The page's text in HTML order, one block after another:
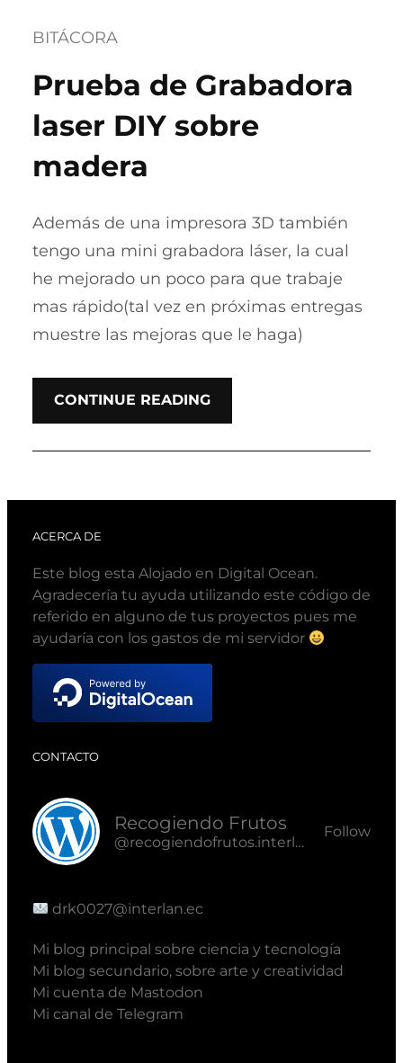
BITÁCORA
Prueba de Grabadora
laser DIY sobre
madera
Además de una impresora 3D también
tengo una mini grabadora láser, la cual
he mejorado un poco para que trabaje
mas rápido(tal vez en próximas entregas
muestre las mejoras que le haga)
CONTINUE READING
ACERCA DE
Este blog esta Alojado en Digital Ocean.
Agradecería tu ayuda utilizando este código de
referido en alguno de tus proyectos pues me
ayudaría con los gastos de mi servidor
CONTACTO
Recogiendo Frutos
@recogiendofrutos.interlan.ec@recogiendofrutos.interlan.ec
Follow
drk0027@interlan.ec
Mi blog principal sobre ciencia y tecnología
Mi blog secundario, sobre arte y creatividad
Mi cuenta de Mastodon
Mi canal de Telegram